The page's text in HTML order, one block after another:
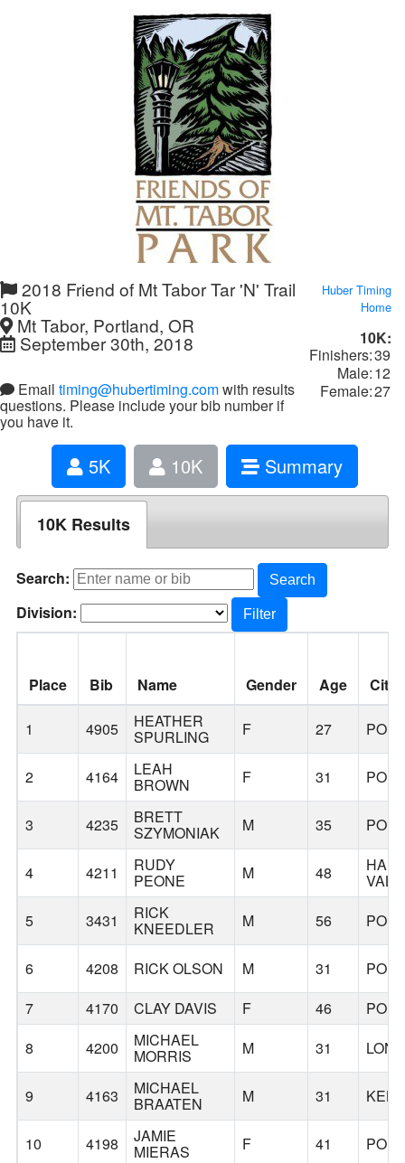
2018 Friend of Mt Tabor Tar 'N' Trail
10K
Mt Tabor, Portland, OR
September 30th, 2018
Email timing@hubertiming.comwith results
questions. Please include your bib number if
you have it.
Huber Timing
Home
10K:
Finishers:39
Male:12
Female:27
5K 10K Summary
10K Results
Search: Search
Division: Filter
Place Bib Name Gender Age City
1 4905 HEATHER
SPURLING F 27
2 4164 LEAH
BROWN F 31
3 4235 BRETT
SZYMONIAK M 35
4 4211 RUDY
PEONE M 48
5
3431 RICK
KNEEDLER M 56
6 4208 RICK OLSON M 31
7
4170 CLAY DAVIS F 46
8
4200 MICHAEL
MORRIS M 31
9 4163 MICHAEL
BRAATEN M 31
10 4198 JAMIE
MIERAS F 41